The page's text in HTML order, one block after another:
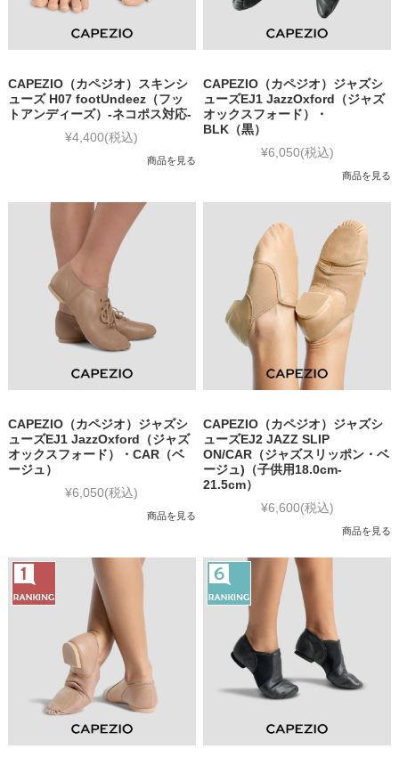
CAPEZIO（カペジオ）スキンシ
ューズ H07 footUndeez（フッ
トアンディーズ）-ネコポス対応-
¥4,400(税込)
商品を見る
CAPEZIO（カペジオ）ジャズシ
ューズEJ1 JazzOxford（ジャズ
オックスフォード）・
BLK（黒）
¥6,050(税込)
商品を見る
CAPEZIO（カペジオ）ジャズシ
ューズEJ1 JazzOxford（ジャズ
オックスフォード）・CAR（ベ
ージュ）
¥6,050(税込)
商品を見る
CAPEZIO（カペジオ）ジャズシ
ューズEJ2 JAZZ SLIP
ON/CAR（ジャズスリッポン・ベ
ージュ)（子供用18.0cm-
21.5cm）
¥6,600(税込)
商品を見る